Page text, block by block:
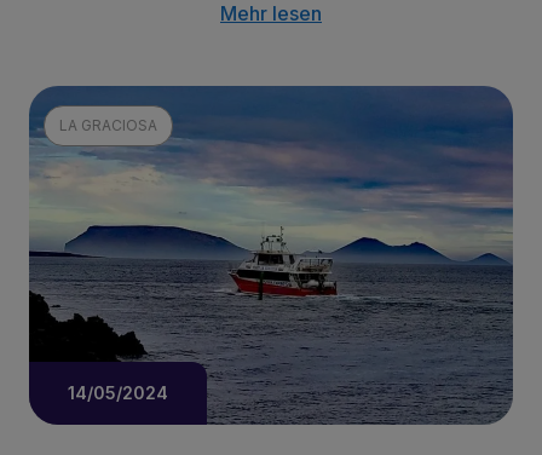
Mehr lesen
LA GRACIOSA
14/05/2024